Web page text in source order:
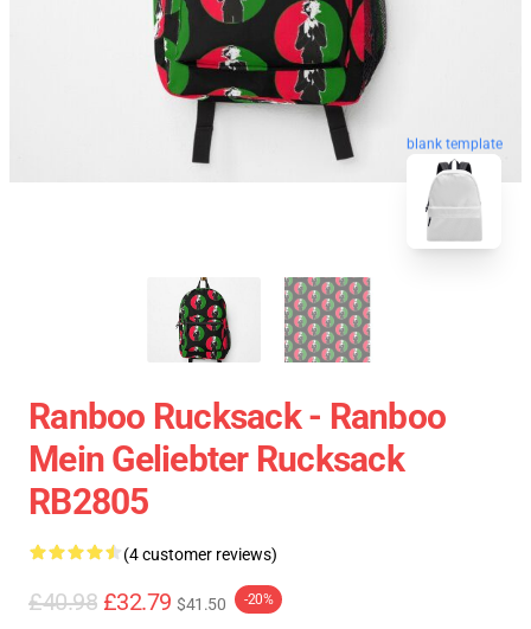
blank template
Ranboo Rucksack - Ranboo
Mein Geliebter Rucksack
RB2805
(4 customer reviews)
£40.98 £32.79 $41.50 -20%